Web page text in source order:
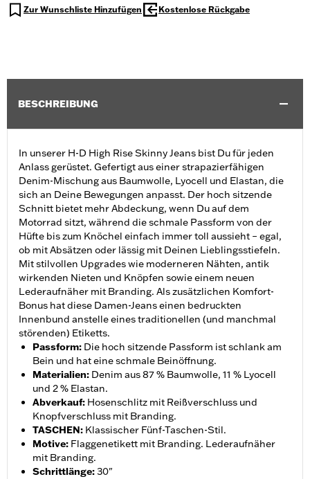
Zur Wunschliste Hinzufügen Kostenlose Rückgabe
BESCHREIBUNG
In unserer H-D High Rise Skinny Jeans bist Du für jeden
Anlass gerüstet. Gefertigt aus einer strapazierfähigen
Denim-Mischung aus Baumwolle, Lyocell und Elastan, die
sich an Deine Bewegungen anpasst. Der hoch sitzende
Schnitt bietet mehr Abdeckung, wenn Du auf dem
Motorrad sitzt, während die schmale Passform von der
Hüfte bis zum Knöchel einfach immer toll aussieht – egal,
ob mit Absätzen oder lässig mit Deinen Lieblingsstiefeln.
Mit stilvollen Upgrades wie moderneren Nähten, antik
wirkenden Nieten und Knöpfen sowie einem neuen
Lederaufnäher mit Branding. Als zusätzlichen Komfort-
Bonus hat diese Damen-Jeans einen bedruckten
Innenbund anstelle eines traditionellen (und manchmal
störenden) Etiketts.
Passform: Die hoch sitzende Passform ist schlank am
Bein und hat eine schmale Beinöffnung.
Materialien: Denim aus 87 % Baumwolle, 11 % Lyocell
und 2 % Elastan.
Abverkauf: Hosenschlitz mit Reißverschluss und
Knopfverschluss mit Branding.
TASCHEN: Klassischer Fünf-Taschen-Stil.
Motive: Flaggenetikett mit Branding. Lederaufnäher
mit Branding.
Schrittlänge:30"